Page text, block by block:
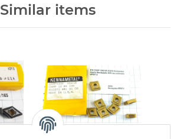
Similar items